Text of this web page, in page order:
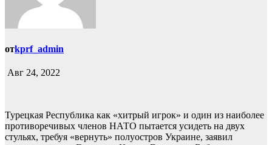
отkprf_admin
Авг 24, 2022
Турецкая Республика как «хитрый игрок» и один из наиболее
противоречивых членов НАТО пытается усидеть на двух
стульях, требуя «вернуть» полуостров Украине, заявил